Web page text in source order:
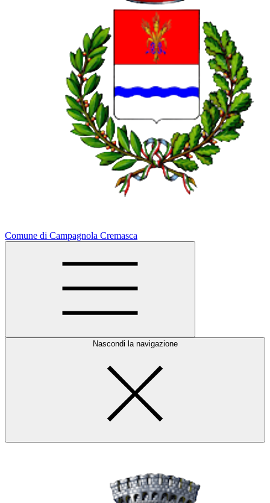
Comune di Campagnola Cremasca
Nascondi la navigazione